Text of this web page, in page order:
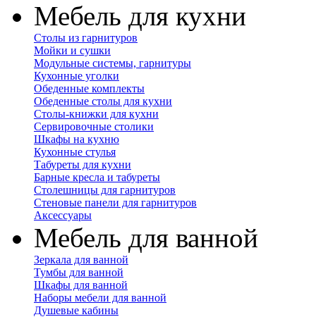
Мебель для кухни
Столы из гарнитуров
Мойки и сушки
Модульные системы, гарнитуры
Кухонные уголки
Обеденные комплекты
Обеденные столы для кухни
Столы-книжки для кухни
Сервировочные столики
Шкафы на кухню
Кухонные стулья
Табуреты для кухни
Барные кресла и табуреты
Столешницы для гарнитуров
Стеновые панели для гарнитуров
Аксессуары
Мебель для ванной
Зеркала для ванной
Тумбы для ванной
Шкафы для ванной
Наборы мебели для ванной
Душевые кабины